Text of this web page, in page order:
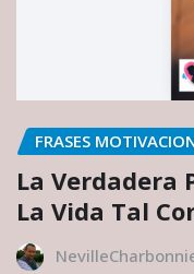
FRASES
La Verdadera
La Vida Tal